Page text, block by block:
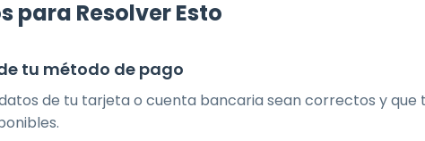
para Resolver Esto
tu método de pago
de tu tarjeta o cuenta bancaria sean correctos y que